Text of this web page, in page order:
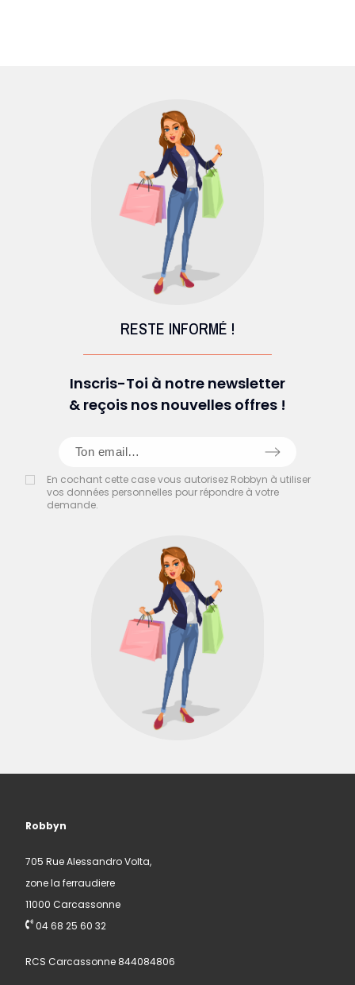
RESTE INFORMÉ !
Inscris-Toi à notre newsletter
& reçois nos nouvelles offres !
En cochant cette case vous autorisez Robbyn à utiliser
vos données personnelles pour répondre à votre
demande.
Robbyn
705 Rue Alessandro Volta,
zone la ferraudiere
11000 Carcassonne
04 68 25 60 32
RCS Carcassonne 844084806